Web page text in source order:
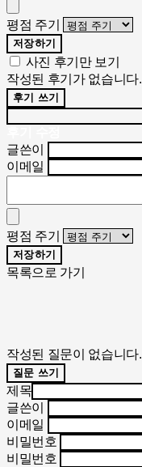
평점 주기
저장하기
사진 후기만 보기
작성된 후기가 없습니다.
후기 쓰기
글쓴이
이메일
평점 주기
저장하기
목록으로 가기
작성된 질문이 없습니다.
질문 쓰기
제목
글쓴이
이메일
비밀번호
비밀번호